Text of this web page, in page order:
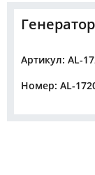
Артикул: AL-
Номер: AL-